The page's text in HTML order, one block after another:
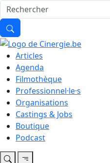
Articles
Agenda
Filmothèque
Professionnel·le·s
Organisations
Castings & Jobs
Boutique
Podcast